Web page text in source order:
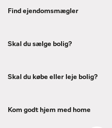
Find ejendomsmægler
Skal du sælge bolig?
Skal du købe eller leje bolig?
Kom godt hjem med home